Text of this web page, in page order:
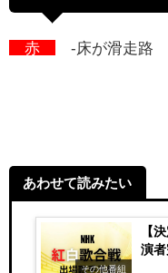
赤 -床が滑走路
あわせて読みたい
その他番組
【
演